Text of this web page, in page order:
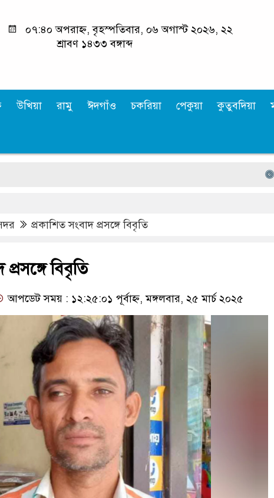
০৭:৪০ অপরাহ্ন, বৃহস্পতিবার, ০৬ অগাস্ট ২০২৬, ২২
শ্রাবণ ১৪৩৩ বঙ্গাব্দ
উখিয়া রামু ঈদগাঁও চকরিয়া পেকুয়া কুতুবদিয়া
প্রকাশিত সংবাদ প্রসঙ্গে বিবৃতি
বিবৃতি
আপডেট সময় : ১২:২৫:০১ পূর্বাহ্ন, মঙ্গলবার, ২৫ মার্চ ২০২৫